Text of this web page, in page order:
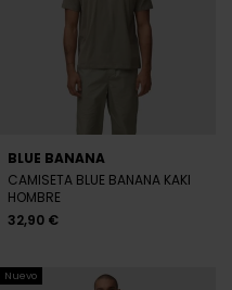
BLUE BANANA
CAMISETA BLUE BANANA KAKI
HOMBRE
32,90 €
Nuevo